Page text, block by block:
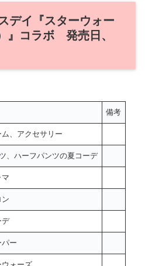
デイ『スターウォー
』コラボ 発売日、
備考
ム、アクセサリー
、ハーフパンツの夏コーデ
マ
ン
デ
パー